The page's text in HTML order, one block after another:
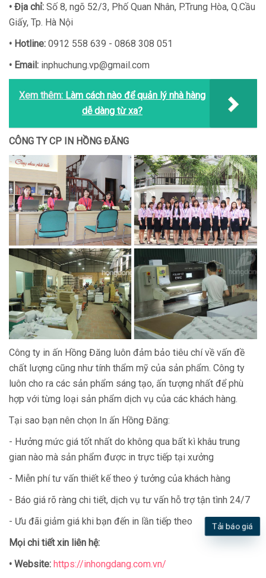
• Địa chỉ: Số 8, ngõ 52/3, Phố Quan Nhân, P.Trung Hòa, Q.Cầu
Giấy, Tp. Hà Nội
• Hotline: 0912 558 639 - 0868 308 051
• Email: inphuchung.vp@gmail.com
Xem thêm: Làm cách nào để quản lý nhà hàng
dễ dàng từ xa?
CÔNG TY CP IN HỒNG ĐĂNG
Công ty in ấn Hồng Đăng luôn đảm bảo tiêu chí về vấn đề
chất lượng cũng như tính thẩm mỹ của sản phẩm. Công ty
luôn cho ra các sản phẩm sáng tạo, ấn tượng nhất để phù
hợp với từng loại sản phẩm dịch vụ của các khách hàng.
Tại sao bạn nên chọn In ấn Hồng Đăng:
- Hưởng mức giá tốt nhất do không qua bất kì khâu trung
gian nào mà sản phẩm được in trực tiếp tại xưởng
- Miễn phí tư vấn thiết kế theo ý tưởng của khách hàng
- Báo giá rõ ràng chi tiết, dịch vụ tư vấn hỗ trợ tận tình 24/7
- Ưu đãi giảm giá khi bạn đến in lần tiếp theo
Mọi chi tiết xin liên hệ:
• Website: https://inhongdang.com.vn/
Tải báo giá